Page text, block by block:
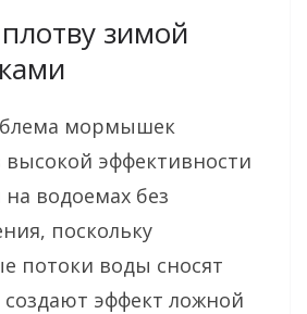
зимой
мормышек
высокой эффективности
на водоемах без
поскольку
потоки воды сносят
эффект ложной